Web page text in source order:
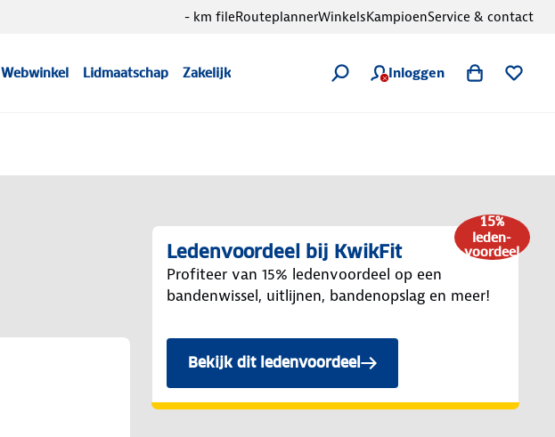
Webwinkel Lidmaatschap Zakelijk Inloggen
- km fileRouteplannerWinkelsKampioenService & contact
15%
leden-
voordeel
Ledenvoordeel bij KwikFit
Profiteer van 15% ledenvoordeel op een
bandenwissel, uitlijnen, bandenopslag en meer!
Bekijk dit ledenvoordeel